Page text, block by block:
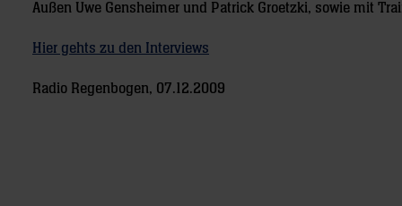
Außen Uwe Gensheimer und Patrick Groetzki, sowie mit
Hier gehts zu den Interviews
Radio Regenbogen, 07.12.2009